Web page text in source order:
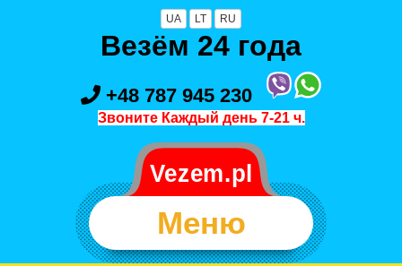
UA LT RU
Везём 24 года
+48 787 945 230
Звоните Каждый день 7-21 ч.
Меню